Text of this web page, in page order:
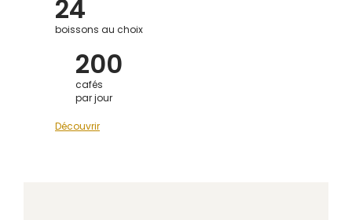
24
boissons au choix
200
cafés
par jour
Découvrir